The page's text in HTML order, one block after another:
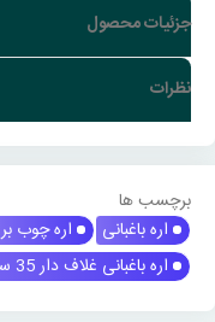
جزئیات محصول
نظرات
برچسب ها
اره باغبانی
اره چوب بر
اره باغبانی غلاف دار 35 سانت لیو